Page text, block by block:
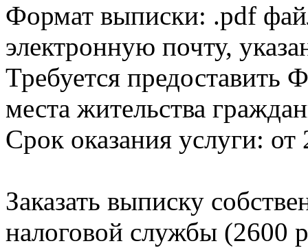
Формат выписки: .pdf
электронную почту,
Требуется
места жительства
Срок оказания услуги: от
Заказать выписку
налоговой службы (2600